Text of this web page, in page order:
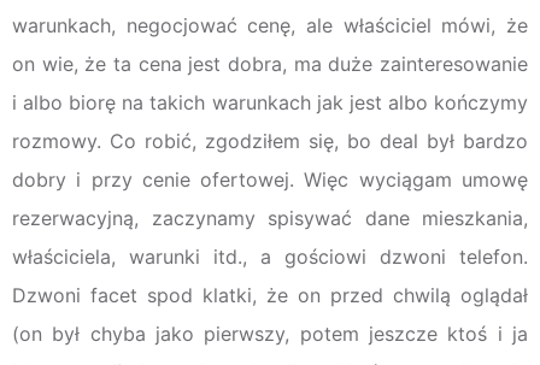
warunkach, negocjować cenę, ale właściciel mówi, że
on wie, że ta cena jest dobra, ma duże zainteresowanie
i albo biorę na takich warunkach jak jest albo kończymy
rozmowy. Co robić, zgodziłem się, bo deal był bardzo
dobry i przy cenie ofertowej. Więc wyciągam umowę
rezerwacyjną, zaczynamy spisywać dane mieszkania,
właściciela, warunki itd., a gościowi dzwoni telefon.
Dzwoni facet spod klatki, że on przed chwilą oglądał
(on był chyba jako pierwszy, potem jeszcze ktoś i ja